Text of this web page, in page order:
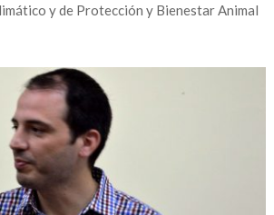
y de Protección y Bienestar Animal